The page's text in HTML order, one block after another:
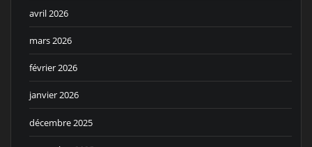
avril 2026
mars 2026
février 2026
janvier 2026
décembre 2025